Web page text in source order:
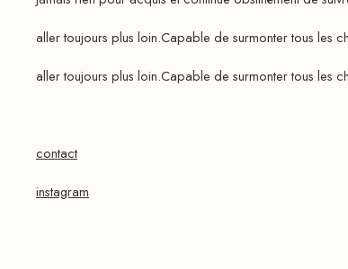
aller toujours plus loin.Capable de surmonter tous les
aller toujours plus loin.Capable de surmonter tous les
contact
instagram